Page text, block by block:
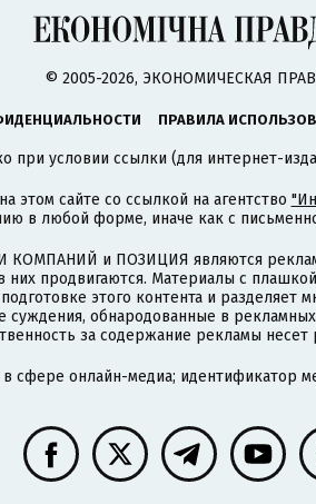
© 2005-2026, ЭКОНОМИЧЕСКАЯ
ПРАВИЛА
при условии ссылки (для интернет-
сайте со ссылкой на агентство
в любой форме, иначе как с
КОМПАНИЙ и ПОЗИЦИЯ являются
них продвигаются. Материалы с
этого контента и разделяет
обнародованные в
за содержание рекламы несет
в сфере онлайн-медиа; идентификатор